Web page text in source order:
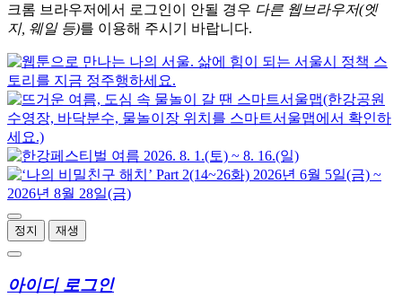
크롬 브라우저에서 로그인이 안될 경우 다른 웹브라우저(엣
지, 웨일 등)를 이용해 주시기 바랍니다.
정지 재생
아이디 로그인